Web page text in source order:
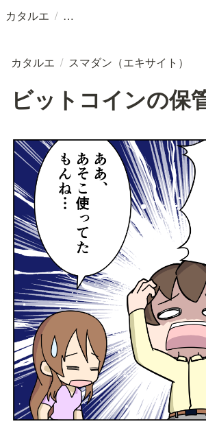
カタルエ /
カタルエ / スマダン（エキサイト）
ビットコインの保